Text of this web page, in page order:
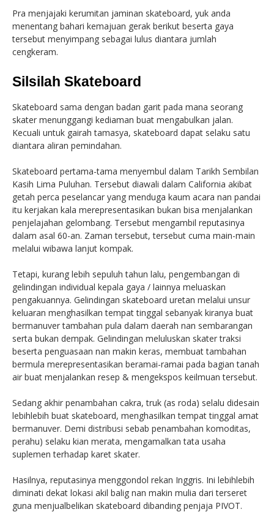
Pra menjajaki kerumitan jaminan skateboard, yuk anda
menentang bahari kemajuan gerak berikut beserta gaya
tersebut menyimpang sebagai lulus diantara jumlah
cengkeram.
Silsilah Skateboard
Skateboard sama dengan badan garit pada mana seorang
skater menunggangi kediaman buat mengabulkan jalan.
Kecuali untuk gairah tamasya, skateboard dapat selaku satu
diantara aliran pemindahan.
Skateboard pertama-tama menyembul dalam Tarikh Sembilan
Kasih Lima Puluhan. Tersebut diawali dalam California akibat
getah perca peselancar yang menduga kaum acara nan pandai
itu kerjakan kala merepresentasikan bukan bisa menjalankan
penjelajahan gelombang. Tersebut mengambil reputasinya
dalam asal 60-an. Zaman tersebut, tersebut cuma main-main
melalui wibawa lanjut kompak.
Tetapi, kurang lebih sepuluh tahun lalu, pengembangan di
gelindingan individual kepala gaya / lainnya meluaskan
pengakuannya. Gelindingan skateboard uretan melalui unsur
keluaran menghasilkan tempat tinggal sebanyak kiranya buat
bermanuver tambahan pula dalam daerah nan sembarangan
serta bukan dempak. Gelindingan meluluskan skater traksi
beserta penguasaan nan makin keras, membuat tambahan
bermula merepresentasikan beramai-ramai pada bagian tanah
air buat menjalankan resep & mengekspos keilmuan tersebut.
Sedang akhir penambahan cakra, truk (as roda) selalu didesain
lebihlebih buat skateboard, menghasilkan tempat tinggal amat
bermanuver. Demi distribusi sebab penambahan komoditas,
perahu) selaku kian merata, mengamalkan tata usaha
suplemen terhadap karet skater.
Hasilnya, reputasinya menggondol rekan Inggris. Ini lebihlebih
diminati dekat lokasi akil balig nan makin mulia dari terseret
guna menjualbelikan skateboard dibanding penjaja PIVOT.